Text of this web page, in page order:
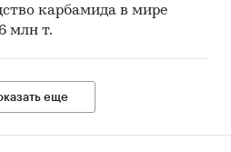
карбамида в мире
млн т.
еще